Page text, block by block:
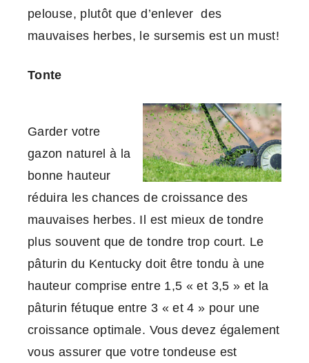
pelouse, plutôt que d’enlever des
mauvaises herbes, le sursemis est un must!
Tonte
Garder votre
gazon naturel à la
bonne hauteur
réduira les chances de croissance des
mauvaises herbes. Il est mieux de tondre
plus souvent que de tondre trop court. Le
pâturin du Kentucky doit être tondu à une
hauteur comprise entre 1,5 « et 3,5 » et la
pâturin fétuque entre 3 « et 4 » pour une
croissance optimale. Vous devez également
vous assurer que votre tondeuse est